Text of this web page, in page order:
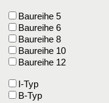
Baureihe 5
Baureihe 6
Baureihe 8
Baureihe 10
Baureihe 12
I-Typ
B-Typ